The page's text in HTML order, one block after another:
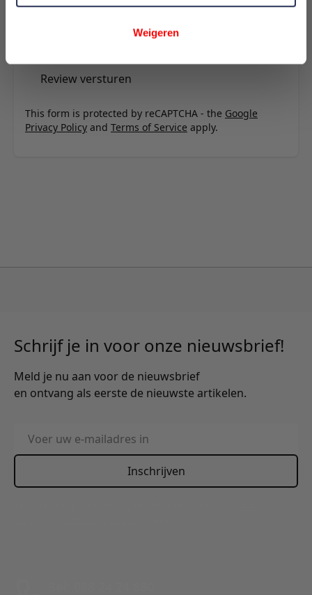
Weigeren
Review
Review versturen
This form is protected by reCAPTCHA - the Google
Privacy Policy and Terms of Service apply.
Schrijf je in voor onze nieuwsbrief!
Meld je nu aan voor de nieuwsbrief
en ontvang als eerste de nieuwste artikelen.
E-mailadres
Inschrijven